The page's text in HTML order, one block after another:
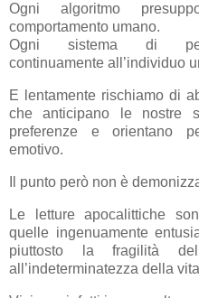
Ogni algoritmo
comportamento umano.
Ogni sistema di
continuamente all’individuo
E lentamente rischiamo di
che anticipano le nostre
preferenze e orientano
emotivo.
Il punto però non è
Le letture apocalittiche
quelle ingenuamente
piuttosto la fragilità
all’indeterminatezza della